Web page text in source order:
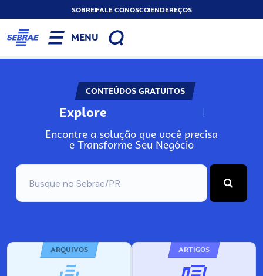
SOBREFALE CONOSCOENDEREÇOS
MENU
CONTEÚDOS GRATUITOS
Explore N
Encontre a solução que você precisa
e Transforme Seu Negócio
ARQUIVOS ARTIGOS